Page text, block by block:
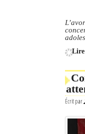
Lire
Écrit par